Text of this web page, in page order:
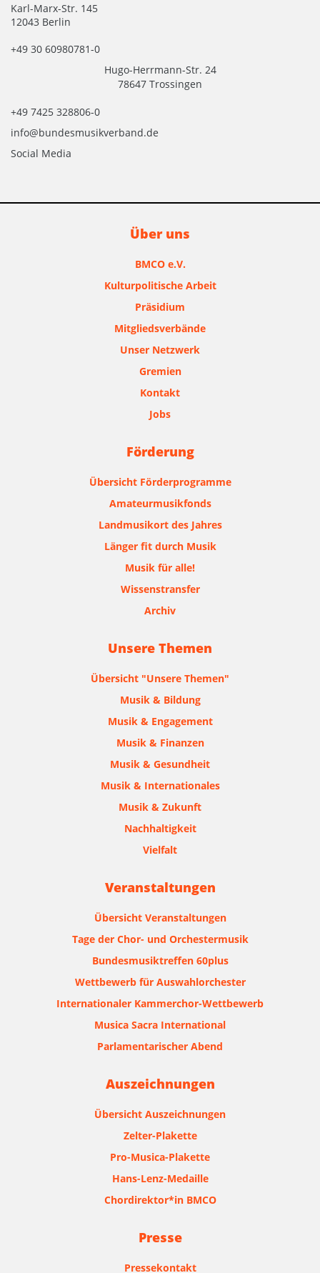
Karl-Marx-Str. 145
12043 Berlin
+49 30 60980781-0
Hugo-Herrmann-Str. 24
78647 Trossingen
+49 7425 328806-0
info@bundesmusikverband.de
Social Media
Über uns
BMCO e.V.
Kulturpolitische Arbeit
Präsidium
Mitgliedsverbände
Unser Netzwerk
Gremien
Kontakt
Jobs
Förderung
Übersicht Förderprogramme
Amateurmusikfonds
Landmusikort des Jahres
Länger fit durch Musik
Musik für alle!
Wissenstransfer
Archiv
Unsere Themen
Übersicht "Unsere Themen"
Musik & Bildung
Musik & Engagement
Musik & Finanzen
Musik & Gesundheit
Musik & Internationales
Musik & Zukunft
Nachhaltigkeit
Vielfalt
Veranstaltungen
Übersicht Veranstaltungen
Tage der Chor- und Orchestermusik
Bundesmusiktreffen 60plus
Wettbewerb für Auswahlorchester
Internationaler Kammerchor-Wettbewerb
Musica Sacra International
Parlamentarischer Abend
Auszeichnungen
Übersicht Auszeichnungen
Zelter-Plakette
Pro-Musica-Plakette
Hans-Lenz-Medaille
Chordirektor*in BMCO
Presse
Pressekontakt